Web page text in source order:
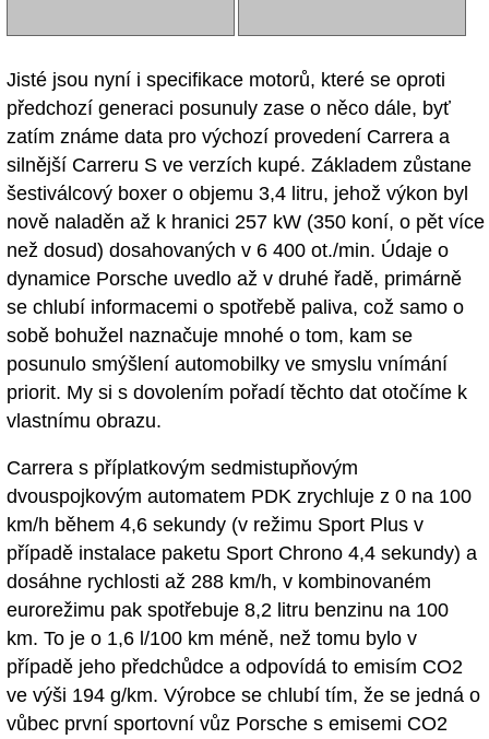
Jisté jsou nyní i specifikace motorů, které se oproti
předchozí generaci posunuly zase o něco dále, byť
zatím známe data pro výchozí provedení Carrera a
silnější Carreru S ve verzích kupé. Základem zůstane
šestiválcový boxer o objemu 3,4 litru, jehož výkon byl
nově naladěn až k hranici 257 kW (350 koní, o pět více
než dosud) dosahovaných v 6 400 ot./min. Údaje o
dynamice Porsche uvedlo až v druhé řadě, primárně
se chlubí informacemi o spotřebě paliva, což samo o
sobě bohužel naznačuje mnohé o tom, kam se
posunulo smýšlení automobilky ve smyslu vnímání
priorit. My si s dovolením pořadí těchto dat otočíme k
vlastnímu obrazu.
Carrera s příplatkovým sedmistupňovým
dvouspojkovým automatem PDK zrychluje z 0 na 100
km/h během 4,6 sekundy (v režimu Sport Plus v
případě instalace paketu Sport Chrono 4,4 sekundy) a
dosáhne rychlosti až 288 km/h, v kombinovaném
eurorežimu pak spotřebuje 8,2 litru benzinu na 100
km. To je o 1,6 l/100 km méně, než tomu bylo v
případě jeho předchůdce a odpovídá to emisím CO2
ve výši 194 g/km. Výrobce se chlubí tím, že se jedná o
vůbec první sportovní vůz Porsche s emisemi CO2